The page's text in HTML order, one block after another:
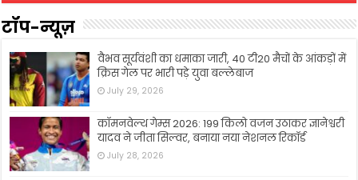
टॉप-न्यूज़
वैभव सूर्यवंशी का धमाका जारी, 40 टी20 मैचों के आंकड़ों में
क्रिस गेल पर भारी पड़े युवा बल्लेबाज
July 29, 2026
कॉमनवेल्थ गेम्स 2026: 199 किलो वजन उठाकर ज्ञानेश्वरी
यादव ने जीता सिल्वर, बनाया नया नेशनल रिकॉर्ड
July 28, 2026